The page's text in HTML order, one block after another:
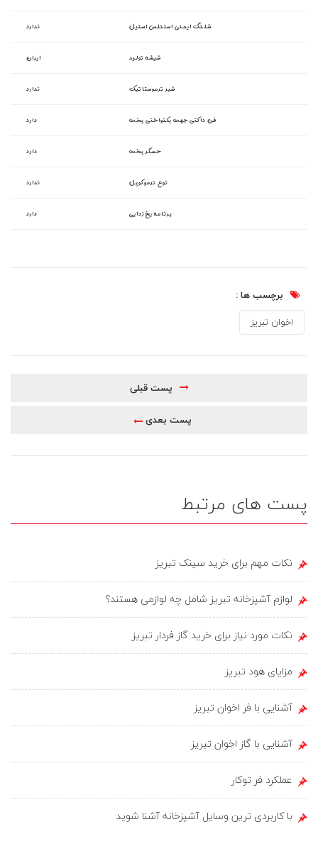
ندارد شلنگ ایمنی استنلس استیل
ایران شیشه تولید
ندارد شیر ترموستاتیک
دارد فن داکتی جهت یکنواختی پخت
دارد حسگر پخت
ندارد نوع ترموکوپل
دارد برنامه یخ زدایی
برچسب ها :
اخوان تبریز
پست قبلی
پست بعدی
پست های مرتبط
نکات مهم برای خرید سینک تبریز
لوازم آشپزخانه تبریز شامل چه لوازمی هستند؟
نکات مورد نیاز برای خرید گاز فردار تبریز
مزایای هود تبریز
آشنایی با فر اخوان تبریز
آشنایی با گاز اخوان تبریز
عملکرد فر توکار
با کاربردی ترین وسایل آشپزخانه آشنا شوید